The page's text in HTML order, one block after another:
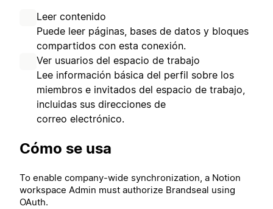
Leer contenido
Puede leer páginas, bases de datos y bloques
compartidos con esta conexión.
Ver usuarios del espacio de trabajo
Lee información básica del perfil sobre los
miembros e invitados del espacio de trabajo,
incluidas sus direcciones de
correo electrónico.
Cómo se usa
To enable company-wide synchronization, a Notion
workspace Admin must authorize Brandseal using
OAuth.